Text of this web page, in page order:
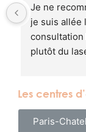
Je ne
je suis allée
consultation
plutôt du
le laser m'a
Les centres
Paris-